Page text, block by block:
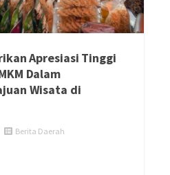
Apresiasi Tinggi
Dalam
Wisata di
Berita Daerah